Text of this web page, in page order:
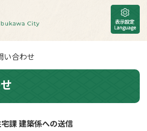
い合わせ
課 建築係への送信